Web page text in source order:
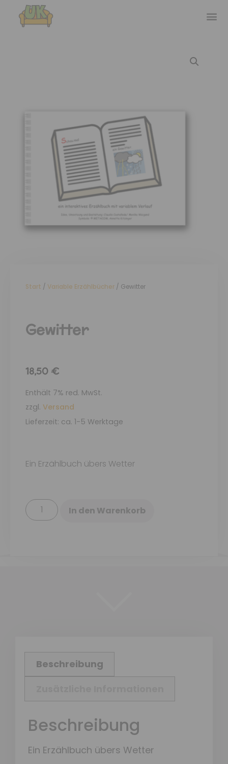
Start / Variable Erzählbücher / Gewitter
Gewitter
18,50 €
Enthält 7% red. MwSt.
zzgl. Versand
Lieferzeit: ca. 1-5 Werktage
Ein Erzählbuch übers Wetter
In den Warenkorb
Beschreibung
Beschreibung
Ein Erzählbuch übers Wetter